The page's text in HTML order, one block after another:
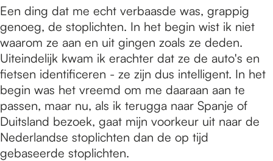
Een ding dat me echt verbaasde was, grappig
genoeg, de stoplichten. In het begin wist ik niet
waarom ze aan en uit gingen zoals ze deden.
Uiteindelijk kwam ik erachter dat ze de auto's en
fietsen identificeren - ze zijn dus intelligent. In het
begin was het vreemd om me daaraan aan te
passen, maar nu, als ik terugga naar Spanje of
Duitsland bezoek, gaat mijn voorkeur uit naar de
Nederlandse stoplichten dan de op tijd
gebaseerde stoplichten.